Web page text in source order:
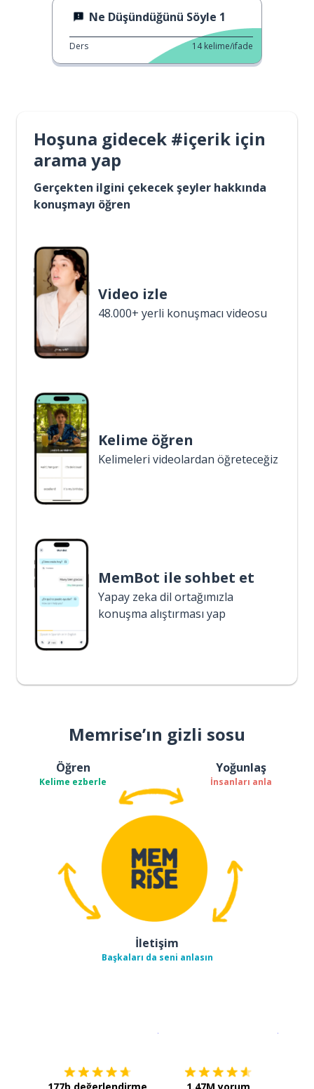
Ne Düşündüğünü Söyle 1
Ders 14 kelime/ifade
Hoşuna gidecek #içerik için
arama yap
Gerçekten ilgini çekecek şeyler hakkında
konuşmayı öğren
Video izle
48.000+ yerli konuşmacı videosu
Kelime öğren
Kelimeleri videolardan öğreteceğiz
MemBot ile sohbet et
Yapay zeka dil ortağımızla
konuşma alıştırması yap
Memrise’ın gizli sosu
Öğren
Kelime ezberle
Yoğunlaş
İnsanları anla
İletişim
Başkaları da seni anlasın